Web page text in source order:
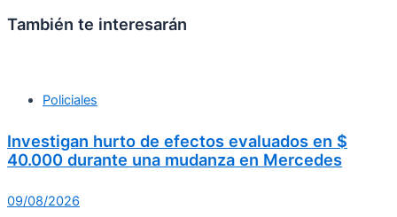
También te interesarán
Policiales
Investigan hurto de efectos evaluados en $
40.000 durante una mudanza en Mercedes
09/08/2026